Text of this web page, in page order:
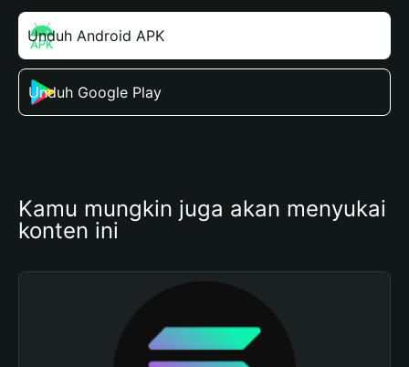
Unduh Android APK
Unduh Google Play
Kamu mungkin juga akan menyukai
konten ini